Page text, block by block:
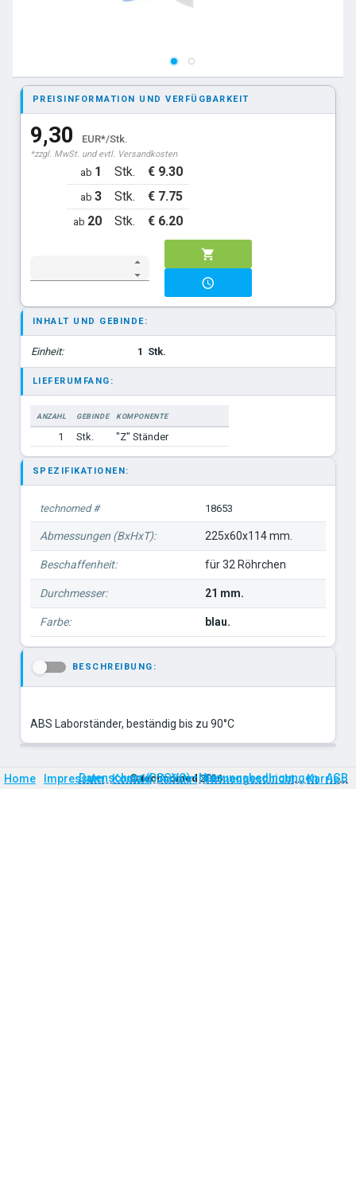
PREISINFORMATION UND VERFÜGBARKEIT
9,30 EUR*/Stk.
*zzgl. MwSt. und evtl. Versandkosten
ab 1 Stk. € 9.30
ab 3 Stk. € 7.75
ab 20 Stk. € 6.20
INHALT UND GEBINDE:
Einheit: 1 Stk.
LIEFERUMFANG:
ANZAHL GEBINDE
KOMPONENTE
1
Stk. "Z" Ständer
SPEZIFIKATIONEN:
technomed # 18653
Abmessungen (BxHxT): 225x60x114 mm.
Beschaffenheit: für 32 Röhrchen
Durchmesser: 21 mm.
Farbe: blau.
BESCHREIBUNG:
ABS Laborständer, beständig bis zu 90°C
Home Impressum Kontakt Anfahrt Firmengeschichte Karriere
©technomed 2026
Datenschutz (DSGVO) Nutzungsbedingungen AGB